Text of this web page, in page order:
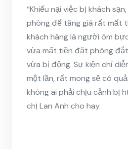
“Khiếu nại việc bị khách
phòng để tăng giá rất mất
khách hàng là người ôm
vừa mất tiền đặt phòng
vừa bị động. Sự kiện chỉ
một lần, rất mong sẽ có
không ai phải chịu cảnh bị
chị Lan Anh cho hay.